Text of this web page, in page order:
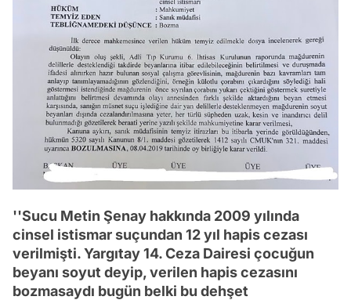
''Sucu Metin Şenay hakkında 2009 yılında
cinsel istismar suçundan 12 yıl hapis cezası
verilmişti. Yargıtay 14. Ceza Dairesi çocuğun
beyanı soyut deyip, verilen hapis cezasını
bozmasaydı bugün belki bu dehşet